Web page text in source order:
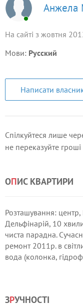
Анжела
На сайті з жовтня
Мови: Русский
Написати
Спілкуйтеся лише
не переказуйте
ОПИС КВАРТИРИ
Розташування:
Дельфінарій, 10
чиста парадна.
ремонт 2011р. в
вода (колонка,
ЗРУЧНОСТІ